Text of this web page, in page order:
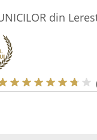
din